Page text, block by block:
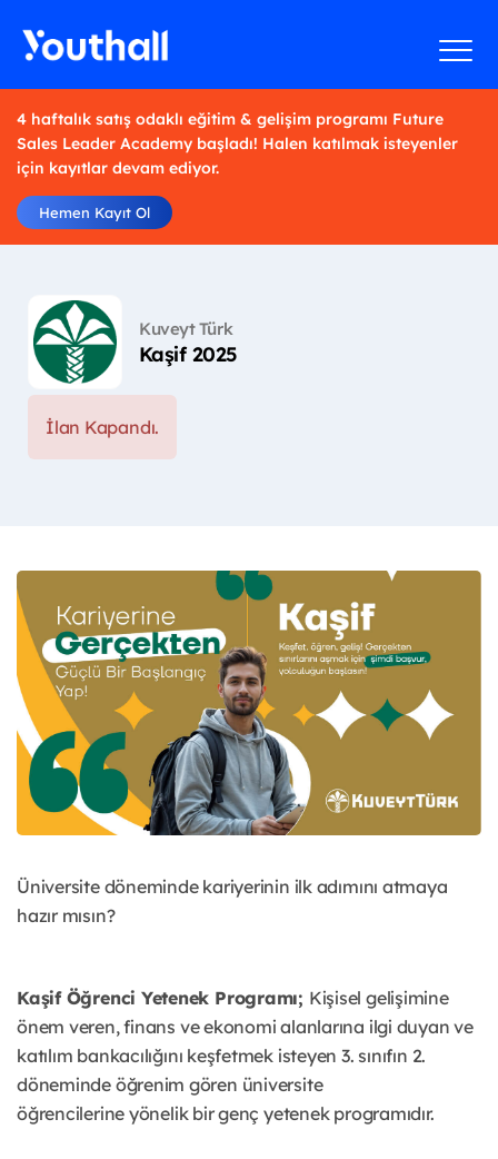
4 haftalık satış odaklı eğitim & gelişim programı Future
Sales Leader Academy başladı! Halen katılmak isteyenler
için kayıtlar devam ediyor.
Hemen Kayıt Ol
Kuveyt Türk
Kaşif 2025
İlan Kapandı.
Üniversite döneminde kariyerinin ilk adımını atmaya
hazır mısın?
Kaşif Öğrenci Yetenek Programı; Kişisel gelişimine
önem veren, finans ve ekonomi alanlarına ilgi duyanve
katılım bankacılığını keşfetmek isteyen 3. sınıfın 2.
döneminde öğrenim gören üniversite
öğrencilerine yönelik bir genç yetenek programıdır.